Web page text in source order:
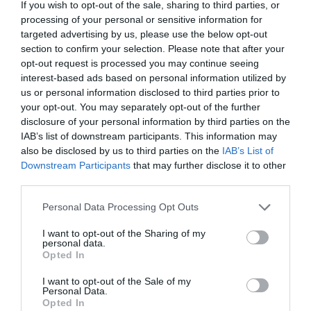
If you wish to opt-out of the sale, sharing to third parties, or
processing of your personal or sensitive information for
targeted advertising by us, please use the below opt-out
section to confirm your selection. Please note that after your
opt-out request is processed you may continue seeing
interest-based ads based on personal information utilized by
us or personal information disclosed to third parties prior to
your opt-out. You may separately opt-out of the further
disclosure of your personal information by third parties on the
IAB’s list of downstream participants. This information may
also be disclosed by us to third parties on the IAB’s List of
Downstream Participants that may further disclose it to other
Personal Data Processing Opt Outs
I want to opt-out of the Sharing of my
personal data.
Opted In
I want to opt-out of the Sale of my
Personal Data.
Opted In
εκπαίδευσης μέσα από το παιχνίδι.
Με την Toys for Life, οι εκπαιδευτικές αρχές που
εφαρμόζονται στο σχολείο μεταφέρονται στο σπίτι,
προσφέροντας στα παιδιά την ευκαιρία να
αναπτυχθούν παίζοντας σε ένα οικείο περιβάλλον.
Ένας Κόσμος Χρωμάτων & Γνώσης
Τα προϊόντα της Toys for Life είναι έξυπνα
σχεδιασμένα και χωρίζονται σετρεις βασικές
κατηγορίες, καθεμία από τις οποίες αναγνωρίζεται
εύκολα από το χρώμα της συσκευασίας της:
Μαθηματικά (Πορτοκαλί):
Παιχνίδια που εισάγουν
το παιδί στον κόσμο των αριθμών, των ποσοτήτων και
της λογικής σκέψης.
Γλώσσα (Μπλε):Δραστηριότητες που ενισχύουν το
Ανάπτυξη Κινητικών Δεξιοτήτων (Πράσινο):
συντονισμό ματιού-χεριού και τη χωρική αντίληψη.
Κάθε προϊόν συνοδεύεται από ένα
αναλυτικό
εγχειρίδιο
επιπλέον δημιουργικές προτάσεις παιχνιδιού.
Ποιότητα, Ασφάλεια και Σεβασμός στο